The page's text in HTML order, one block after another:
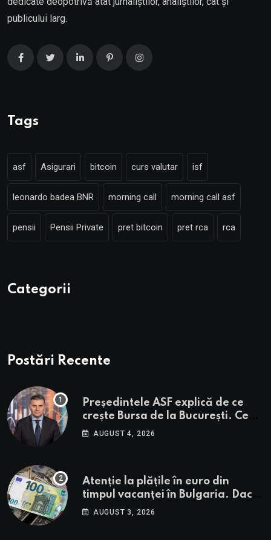
publicului larg.
Tags
asf Asigurari bitcoin curs valutar isf
leonardo badea BNR morning call morning call asf
pensii Pensii Private pret bitcoin pret rca rca
Categorii
Postări Recente
Președintele ASF explică de ce
crește Bursa de la București. Ce
urmează pentru BVB potrivit lui
AUGUST 4, 2026
Atenție la plățile în euro din
timpul vacanței în Bulgaria. Dacă
în România cele mai falsificate
AUGUST 3, 2026